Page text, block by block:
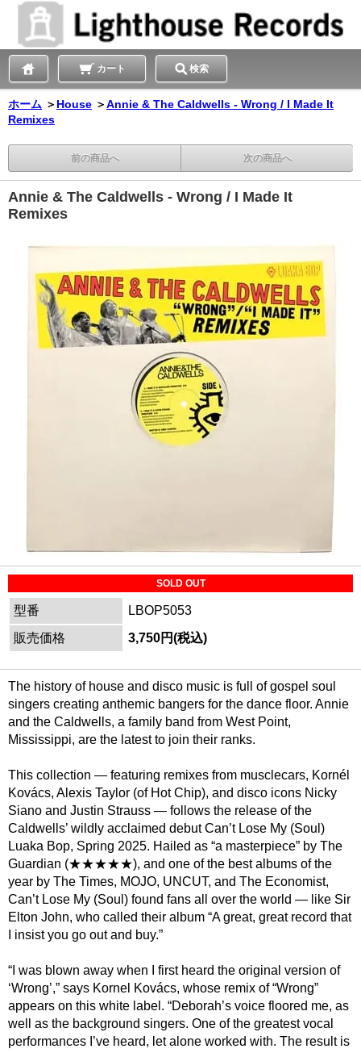
カート 検索
ホーム ＞ House ＞Annie & The Caldwells - Wrong / I Made It
Remixes
前の商品へ 次の商品へ
Annie & The Caldwells - Wrong / I Made It
Remixes
SOLD OUT
型番
LBOP5053
販売価格
3,750円(税込)
The history of house and disco music is full of gospel soul
singers creating anthemic bangers for the dance floor. Annie
and the Caldwells, a family band from West Point,
Mississippi, are the latest to join their ranks.
This collection — featuring remixes from musclecars, Kornél
Kovács, Alexis Taylor (of Hot Chip), and disco icons Nicky
Siano and Justin Strauss — follows the release of the
Caldwells’ wildly acclaimed debut Can’t Lose My (Soul)
Luaka Bop, Spring 2025. Hailed as “a masterpiece” by The
Guardian (★★★★★), and one of the best albums of the
year by The Times, MOJO, UNCUT, and The Economist,
Can’t Lose My (Soul) found fans all over the world — like Sir
Elton John, who called their album “A great, great record that
I insist you go out and buy.”
“I was blown away when I first heard the original version of
‘Wrong’,” says Kornel Kovács, whose remix of “Wrong”
appears on this white label. “Deborah’s voice floored me, as
well as the background singers. One of the greatest vocal
performances I’ve heard, let alone worked with. The result is